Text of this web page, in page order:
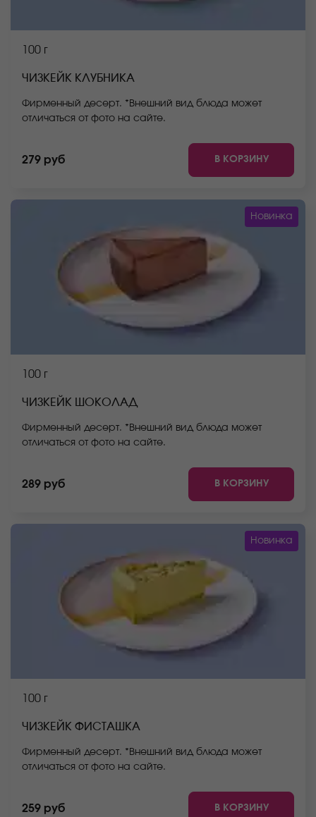
100 г
ЧИЗКЕЙК КЛУБНИКА
Фирменный десерт. *Внешний вид блюда может
отличаться от фото на сайте.
279 руб В КОРЗИНУ
Новинка
100 г
ЧИЗКЕЙК ШОКОЛАД
Фирменный десерт. *Внешний вид блюда может
отличаться от фото на сайте.
289 руб В КОРЗИНУ
Новинка
100 г
ЧИЗКЕЙК ФИСТАШКА
Фирменный десерт. *Внешний вид блюда может
отличаться от фото на сайте.
259 руб В КОРЗИНУ